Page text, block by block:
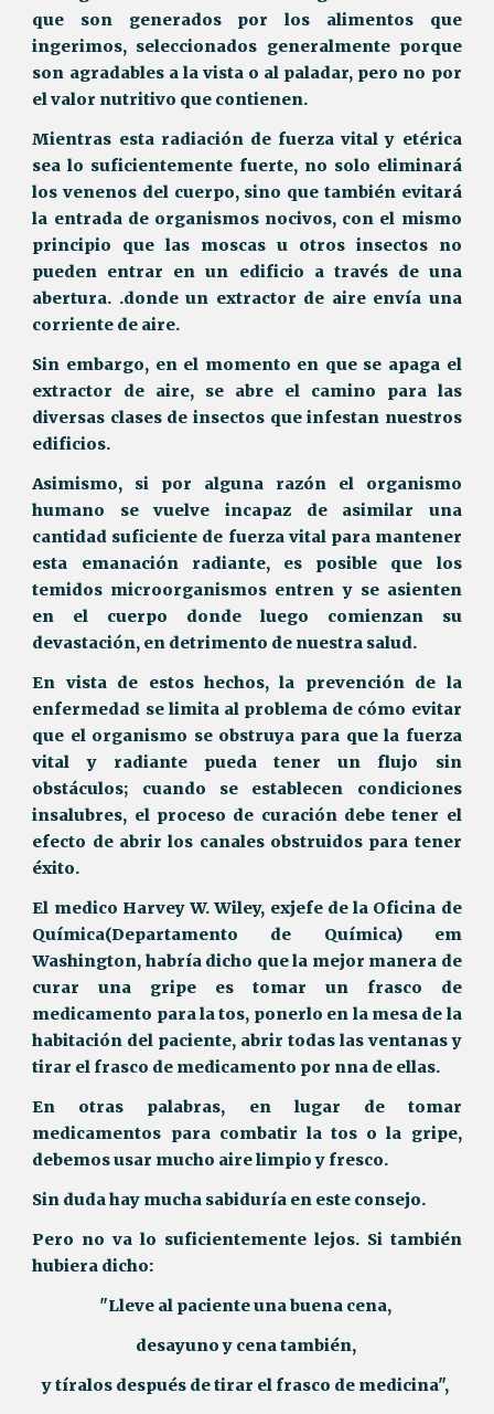
que son generados por los alimentos que
ingerimos, seleccionados generalmente porque
son agradables a la vista o al paladar, pero no por
el valor nutritivo que contienen.
Mientras esta radiación de fuerza vital y etérica
sea lo suficientemente fuerte, no solo eliminará
los venenos del cuerpo, sino que también evitará
la entrada de organismos nocivos, con el mismo
principio que las moscas u otros insectos no
pueden entrar en un edificio a través de una
abertura. .donde un extractor de aire envía una
corriente de aire.
Sin embargo, en el momento en que se apaga el
extractor de aire, se abre el camino para las
diversas clases de insectos que infestan nuestros
edificios.
Asimismo, si por alguna razón el organismo
humano se vuelve incapaz de asimilar una
cantidad suficiente de fuerza vital para mantener
esta emanación radiante, es posible que los
temidos microorganismos entren y se asienten
en el cuerpo donde luego comienzan su
devastación, en detrimento de nuestra salud.
En vista de estos hechos, la prevención de la
enfermedad se limita al problema de cómo evitar
que el organismo se obstruya para que la fuerza
vital y radiante pueda tener un flujo sin
obstáculos; cuando se establecen condiciones
insalubres, el proceso de curación debe tener el
efecto de abrir los canales obstruidos para tener
éxito.
El medico Harvey W. Wiley, exjefe de la Oficina de
Química(Departamento de Química) em
Washington, habría dicho que la mejor manera de
curar una gripe es tomar un frasco de
medicamento para la tos, ponerlo en la mesa de la
habitación del paciente, abrir todas las ventanas y
tirar el frasco de medicamento por nna de ellas.
En otras palabras, en lugar de tomar
medicamentos para combatir la tos o la gripe,
debemos usar mucho aire limpio y fresco.
Sin duda hay mucha sabiduría en este consejo.
Pero no va lo suficientemente lejos. Si también
hubiera dicho:
"Lleve al paciente una buena cena,
desayuno y cena también,
y tíralos después de tirar el frasco de medicina",